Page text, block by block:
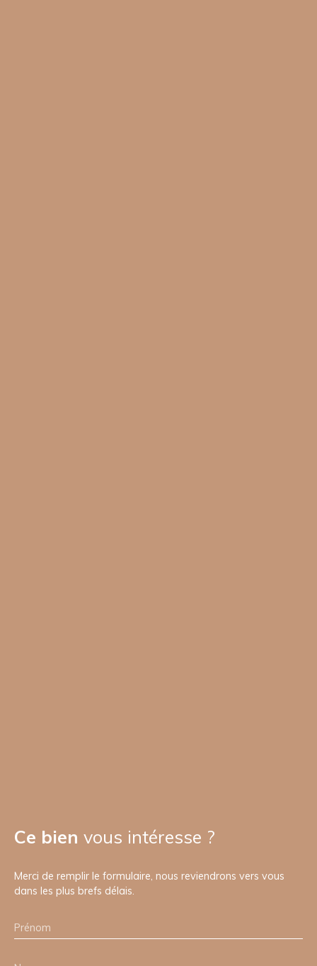
Ce bien vous intéresse ?
Merci de remplir le formulaire, nous reviendrons vers vous
dans les plus brefs délais.
Prénom